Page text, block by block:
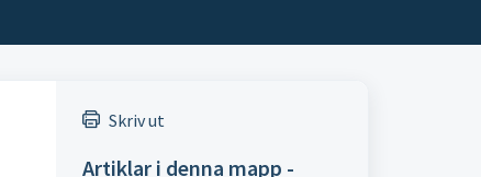
Skriv ut
Artiklar i denna mapp -